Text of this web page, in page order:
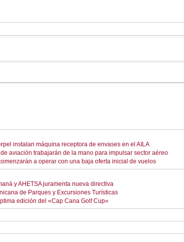
instalan máquina receptora de envases en el AILA
aviación trabajarán de la mano para impulsar sector aéreo
a operar con una baja oferta inicial de vuelos
y AHETSA juramenta nueva directiva
de Parques y Excursiones Turísticas
edición del «Cap Cana Golf Cup»